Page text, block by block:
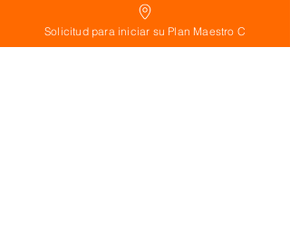
Solicitud para iniciar su Plan Maestro C